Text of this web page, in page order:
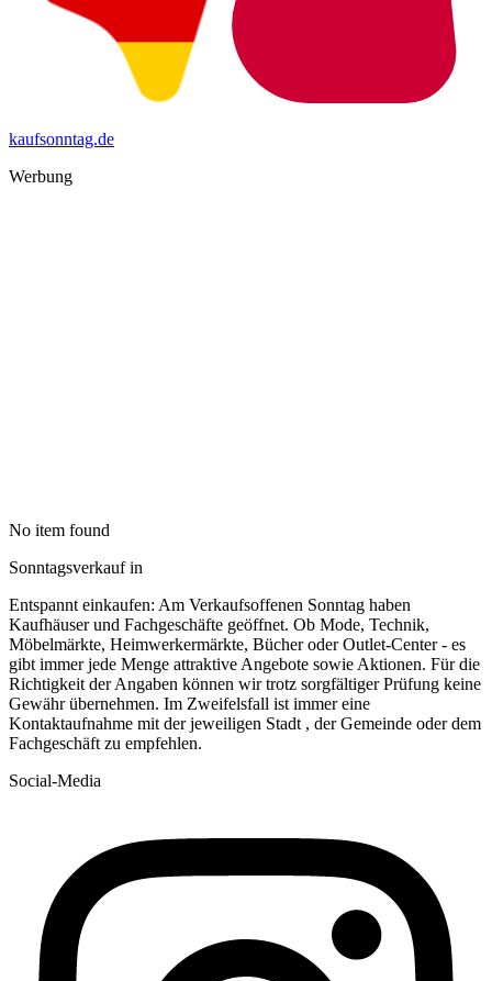
kaufsonntag.de
Werbung
No item found
Sonntagsverkauf in
Entspannt einkaufen: Am Verkaufsoffenen Sonntag haben
Kaufhäuser und Fachgeschäfte geöffnet. Ob Mode, Technik,
Möbelmärkte, Heimwerkermärkte, Bücher oder Outlet-Center - es
gibt immer jede Menge attraktive Angebote sowie Aktionen. Für die
Richtigkeit der Angaben können wir trotz sorgfältiger Prüfung keine
Gewähr übernehmen. Im Zweifelsfall ist immer eine
Kontaktaufnahme mit der jeweiligen Stadt , der Gemeinde oder dem
Fachgeschäft zu empfehlen.
Social-Media